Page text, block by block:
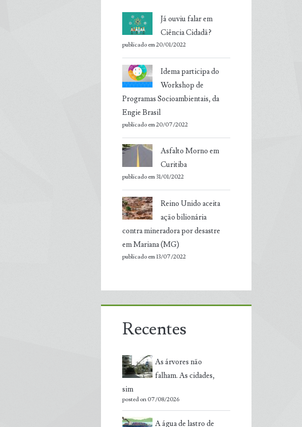
Já ouviu falar em
Ciência Cidadã?
publicado em 20/01/2022
Idema participa do
Workshop de
Programas Socioambientais, da
Engie Brasil
publicado em 20/07/2022
Asfalto Morno em
Curitiba
publicado em 31/01/2022
Reino Unido aceita
ação bilionária
contra mineradora por desastre
em Mariana (MG)
publicado em 13/07/2022
Recentes
As árvores não
falham. As cidades,
sim
posted on 07/08/2026
A água de lastro de